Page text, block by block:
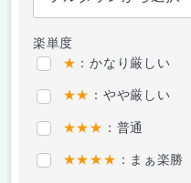
楽単度
★ ：かなり厳しい
★★ ：やや厳しい
★★★ ：普通
★★★★ ：まぁ楽勝